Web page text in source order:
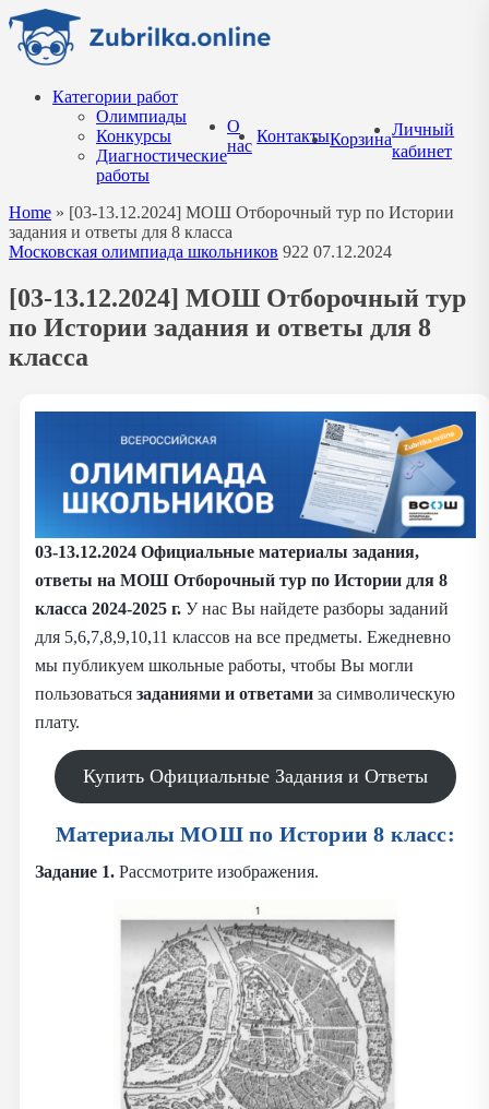
Перейти
содержанию
Категории работ
Олимпиады
Конкурсы
Диагностические
работы
О
нас
КонтактыКорзина
Личный
кабинет
Home » [03-13.12.2024] МОШ Отборочный тур по Истории
задания и ответы для 8 класса
Московская олимпиада школьников 922 07.12.2024
[03-13.12.2024] МОШ Отборочный тур
по Истории задания и ответы для 8
класса
03-13.12.2024 Официальные материалы задания,
ответы на МОШ Отборочный тур по Истории для 8
класса 2024-2025 г. У нас Вы найдете разборы заданий
для 5,6,7,8,9,10,11 классов на все предметы. Ежедневно
мы публикуем школьные работы, чтобы Вы могли
пользоваться заданиями и ответами за символическую
плату.
Купить Официальные Задания и Ответы
Материалы МОШ по Истории 8 класс:
Задание 1. Рассмотрите изображения.